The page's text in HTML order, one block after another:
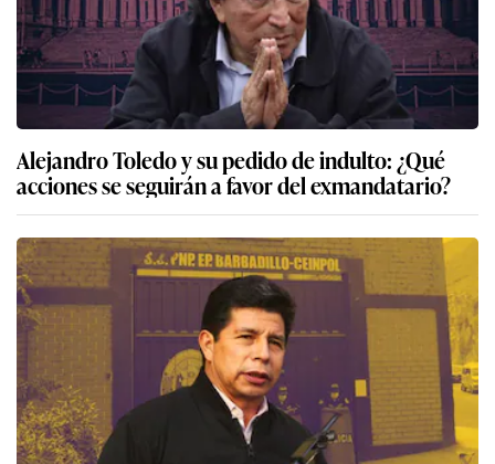
Pedro Castillo: PJ evaluará pedido de
excarcelación y nulidad de condena